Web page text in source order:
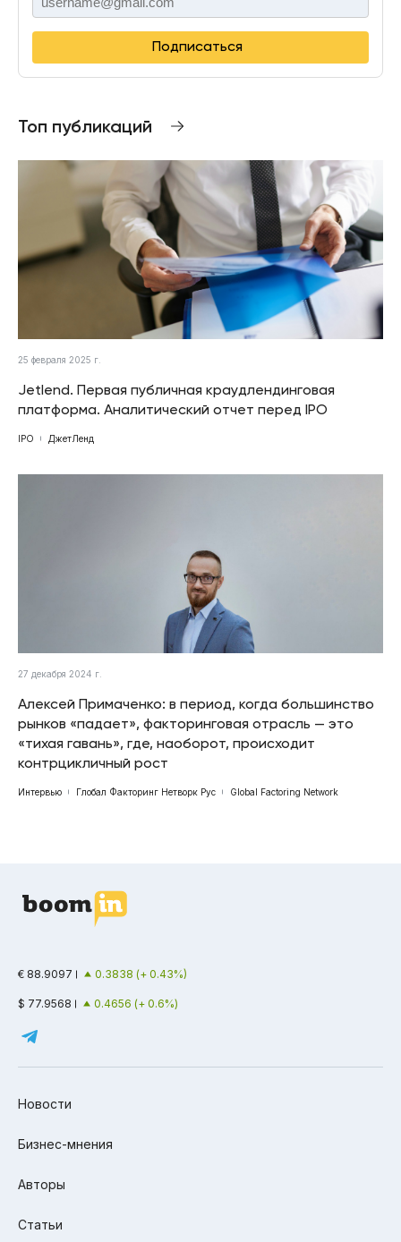
Подписаться
Топ публикаций
25 февраля 2025 г.
Jetlend. Первая публичная краудлендинговая
платформа. Аналитический отчет перед IPO
IPO ДжетЛенд
27 декабря 2024 г.
Алексей Примаченко: в период, когда большинство
рынков «падает», факторинговая отрасль — это
«тихая гавань», где, наоборот, происходит
контрцикличный рост
Интервью Глобал Факторинг Нетворк Рус Global Factoring Network
€ 88.9097 0.3838 (+ 0.43%)
$ 77.9568 0.4656 (+ 0.6%)
Новости
Бизнес-мнения
Авторы
Статьи